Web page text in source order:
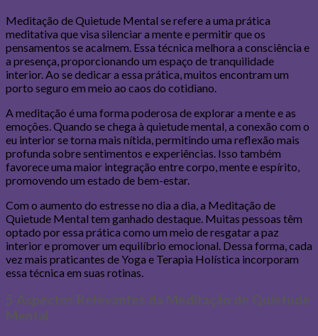
Meditação de Quietude Mental se refere a uma prática
meditativa que visa silenciar a mente e permitir que os
pensamentos se acalmem. Essa técnica melhora a consciência e
a presença, proporcionando um espaço de tranquilidade
interior. Ao se dedicar a essa prática, muitos encontram um
porto seguro em meio ao caos do cotidiano.
A meditação é uma forma poderosa de explorar a mente e as
emoções. Quando se chega à quietude mental, a conexão com o
eu interior se torna mais nítida, permitindo uma reflexão mais
profunda sobre sentimentos e experiências. Isso também
favorece uma maior integração entre corpo, mente e espírito,
promovendo um estado de bem-estar.
Com o aumento do estresse no dia a dia, a Meditação de
Quietude Mental tem ganhado destaque. Muitas pessoas têm
optado por essa prática como um meio de resgatar a paz
interior e promover um equilíbrio emocional. Dessa forma, cada
vez mais praticantes de Yoga e Terapia Holística incorporam
essa técnica em suas rotinas.
5 Aspectos Relevantes da Meditação de Quietude
Mental